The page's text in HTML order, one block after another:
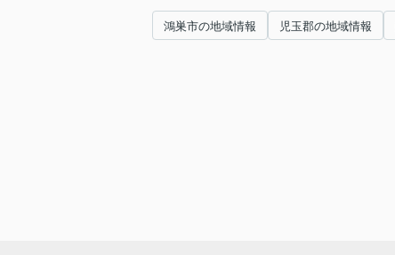
鴻巣市の地域情報 児玉郡の地域情報